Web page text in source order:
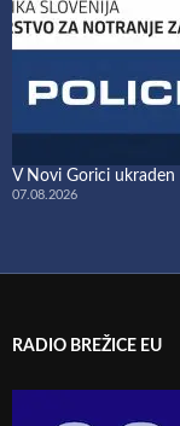
V Novi Gorici
07.08.2026
RADIO BREŽICE EU